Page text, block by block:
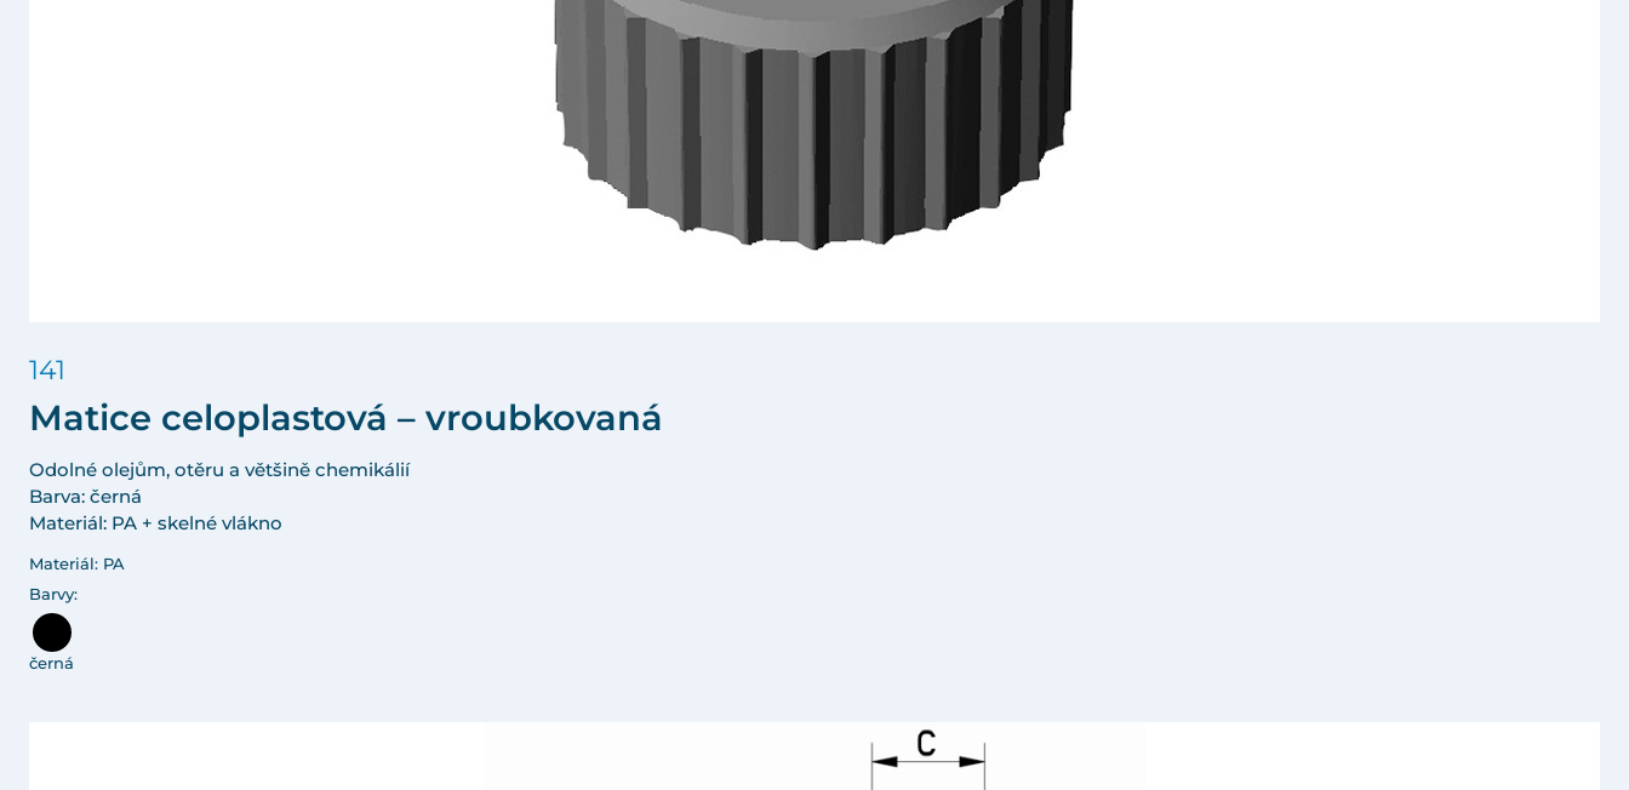
141
Matice celoplastová – vroubkovaná
Odolné olejům, otěru a většině chemikálií
Barva: černá
Materiál: PA + skelné vlákno
Materiál: PA
Barvy:
černá